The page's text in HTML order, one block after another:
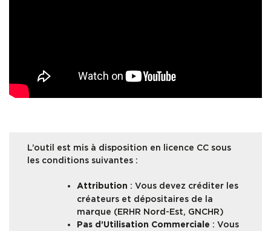
L’outil est mis à disposition en licence CC sous
les conditions suivantes :
Attribution : Vous devez créditer les
créateurs et dépositaires de la
marque (ERHR Nord-Est, GNCHR)
Pas d’Utilisation Commerciale : Vous